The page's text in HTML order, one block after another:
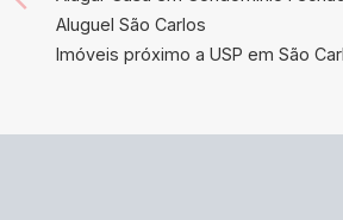
centros comerciais e outros
disso, a valorização contínua
imóvel uma escolha de
Aluguel São Carlos
Imóveis próximo a USP em São